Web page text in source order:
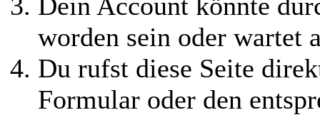
worden sein oder wartet
Du rufst diese Seite
Formular oder den